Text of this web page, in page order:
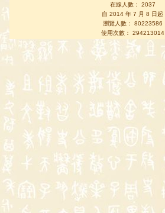
在線人數： 2037
自 2014 年 7 月 8 日起
瀏覽人數： 80223586
使用次數： 294213014